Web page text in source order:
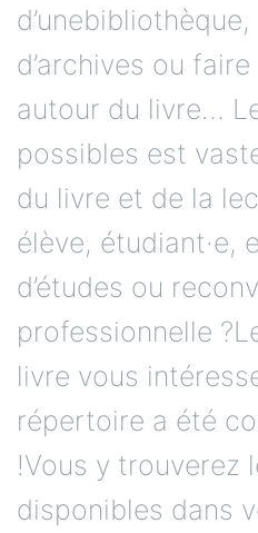
d’unebibliothèque,
d’archives ou
autour du livre…
possibles est
du livre et de la
élève, étudiant·e,
d’études ou
professionnelle
livre vous
répertoire a été
!Vous y trouverez
disponibles dans